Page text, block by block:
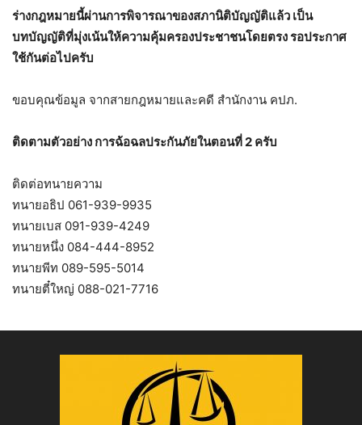
ร่างกฎหมายนี้ผ่านการพิจารณาของสภานิติบัญญัติแล้ว เป็น
บทบัญญัติที่มุ่งเน้นให้ความคุ้มครองประชาชนโดยตรง รอประกาศ
ใช้กันต่อไปครับ
ขอบคุณข้อมูล จากสายกฎหมายและคดี สำนักงาน คปภ.
ติดตามตัวอย่าง การฉ้อฉลประกันภัยในตอนที่ 2 ครับ
ติดต่อทนายความ
ทนายอธิป 061-939-9935
ทนายเบส 091-939-4249
ทนายหนึ่ง 084-444-8952
ทนายพีท 089-595-5014
ทนายตี๋ใหญ่ 088-021-7716